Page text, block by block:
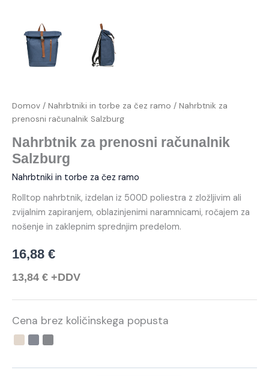
Domov / Nahrbtniki in torbe za čez ramo / Nahrbtnik za
prenosni računalnik Salzburg
Nahrbtnik za prenosni računalnik
Salzburg
Nahrbtniki in torbe za čez ramo
Rolltop nahrbtnik, izdelan iz 500D poliestra z zložljivim ali
zvijalnim zapiranjem, oblazinjenimi naramnicami, ročajem za
nošenje in zaklepnim sprednjim predelom.
16,88 €
13,84 € +DDV
Cena brez količinskega popusta